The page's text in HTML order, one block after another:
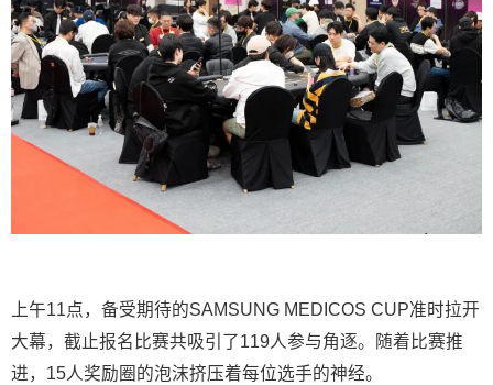
上午11点，备受期待的SAMSUNG MEDICOS CUP准时拉开
大幕，截止报名比赛共吸引了119人参与角逐。随着比赛推
进，15人奖励圈的泡沫挤压着每位选手的神经。